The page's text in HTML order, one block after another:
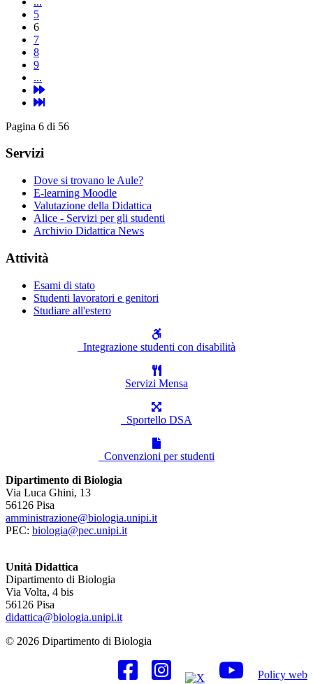
5
6
7
8
9
...
Pagina 6 di 56
Servizi
Dove si trovano le Aule?
E-learning Moodle
Valutazione della Didattica
Alice - Servizi per gli studenti
Archivio Didattica News
Attività
Esami di stato
Studenti lavoratori e genitori
Studiare all'estero
Integrazione studenti con disabilità
Servizi Mensa
Sportello DSA
Convenzioni per studenti
Dipartimento di Biologia
Via Luca Ghini, 13
56126 Pisa
amministrazione@biologia.unipi.it
PEC: biologia@pec.unipi.it
Unità Didattica
Dipartimento di Biologia
Via Volta, 4 bis
56126 Pisa
didattica@biologia.unipi.it
© 2026 Dipartimento di Biologia
Policy web